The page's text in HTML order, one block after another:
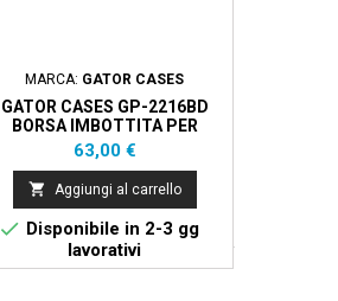
MARCA: GATOR CASES
GATOR CASES GP-2216BD
BORSA IMBOTTITA PER
GRANCASSA 22"" X 16""
Prezzo
63,00 €
 Aggiungi al carrello
 Disponibile in 2-3 gg
lavorativi